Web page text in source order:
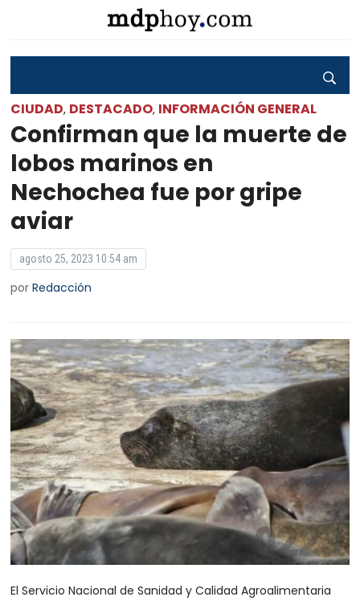
CIUDAD, DESTACADO, INFORMACIÓN GENERAL
Confirman que la muerte de
lobos marinos en
Nechochea fue por gripe
aviar
agosto 25, 2023 10:54 am
porRedacción
El Servicio Nacional de Sanidad y Calidad Agroalimentaria